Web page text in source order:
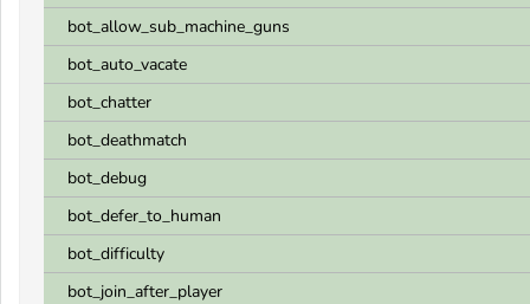
bot_allow_sub_machine_guns
bot_auto_vacate
bot_chatter
bot_deathmatch
bot_debug
bot_defer_to_human
bot_difficulty
bot_join_after_player